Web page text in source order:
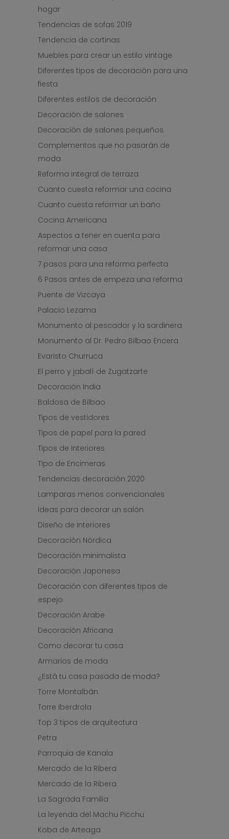
hogar
Tendencias de sofas 2019
Tendencia de cortinas
Muebles para crear un estilo vintage
Diferentes tipos de decoración para una
fiesta
Diferentes estilos de decoración
Decoración de salones
Decoración de salones pequeños
Complementos que no pasarán de
moda
Reforma integral de terraza
Cuanto cuesta reformar una cocina
Cuanto cuesta reformar un baño
Cocina Americana
Aspectos a tener en cuenta para
reformar una casa
7 pasos para una reforma perfecta
6 Pasos antes de empeza una reforma
Puente de Vizcaya
Palacio Lezama
Monumento al pescador y la sardinera
Monumento al Dr. Pedro Bilbao Encera
Evaristo Churruca
El perro y jabalí de Zugatzarte
Decoración India
Baldosa de Bilbao
Tipos de vestidores
Tipos de papel para la pared
Tipos de Interiores
Tipo de Encimeras
Tendencias decoración 2020
Lamparas menos convencionales
Ideas para decorar un salón
Diseño de Interiores
Decoración Nórdica
Decoración minimalista
Decoración Japonesa
Decoración con diferentes tipos de
espejo
Decoración Arabe
Decoración Africana
Como decorar tu casa
Armarios de moda
¿Está tu casa pasada de moda?
Torre Montalbán
Torre Iberdrola
Top 3 tipos de arquitectura
Petra
Parroquia de Kanala
Mercado de la Ribera
Mercado de la Ribera
La Sagrada Familia
La leyenda del Machu Picchu
Koba de Arteaga